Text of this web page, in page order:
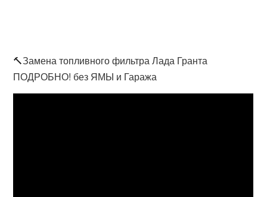
🔨Замена топливного фильтра Лада Гранта
ПОДРОБНО! без ЯМЫ и Гаража